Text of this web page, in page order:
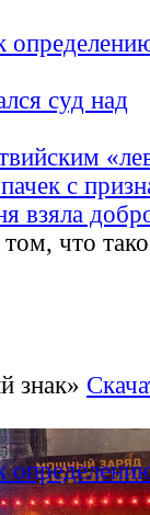
суд над
с
взяла
что
знак»